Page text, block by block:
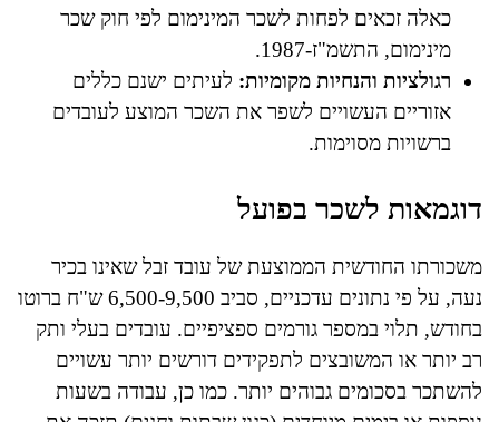
כאלה זכאים לפחות לשכר המינימום לפי חוק שכר
מינימום, התשמ"ז-1987.
רגולציות והנחיות מקומיות: לעיתים ישנם כללים
אזוריים העשויים לשפר את השכר המוצע לעובדים
ברשויות מסוימות.
דוגמאות לשכר בפועל
משכורתו החודשית הממוצעת של עובד זבל שאינו בכיר
נעה, על פי נתונים עדכניים, סביב 6,500-9,500 ש"ח ברוטו
בחודש, תלוי במספר גורמים ספציפיים. עובדים בעלי ותק
רב יותר או המשובצים לתפקידים דורשים יותר עשויים
להשתכר בסכומים גבוהים יותר. כמו כן, עבודה בשעות